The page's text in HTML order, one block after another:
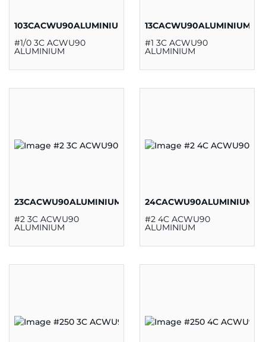
103CACWU90ALUMINIUM
#1/0 3C ACWU90
ALUMINIUM
13CACWU90ALUMINIUM
#1 3C ACWU90
ALUMINIUM
23CACWU90ALUMINIUM
#2 3C ACWU90
ALUMINIUM
24CACWU90ALUMINIUM
#2 4C ACWU90
ALUMINIUM